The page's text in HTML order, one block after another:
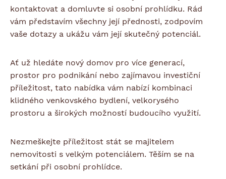
kontaktovat a domluvte si osobní prohlídku. Rád
vám představím všechny její přednosti, zodpovím
vaše dotazy a ukážu vám její skutečný potenciál.
Ať už hledáte nový domov pro více generací,
prostor pro podnikání nebo zajímavou investiční
příležitost, tato nabídka vám nabízí kombinaci
klidného venkovského bydlení, velkorysého
prostoru a širokých možností budoucího využití.
Nezmeškejte příležitost stát se majitelem
nemovitosti s velkým potenciálem. Těším se na
setkání při osobní prohlídce.